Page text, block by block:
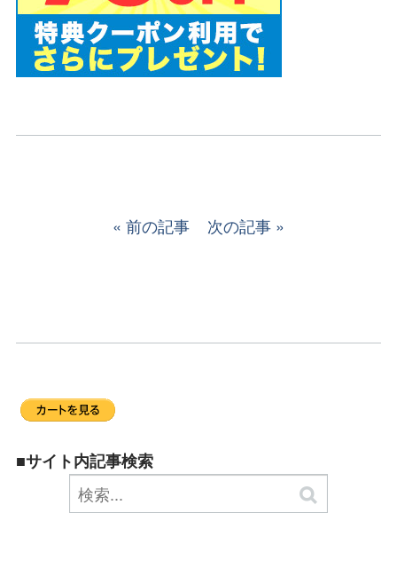
前の記事 次の記事
■サイト内記事検索